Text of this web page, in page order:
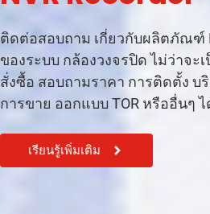
ติดต่อสอบถาม เกี่ยวกับผลิตภัณฑ์
ของระบบ กล้องวงจรปิด ไม่ว่าจะเ
สั่งซื้อ สอบถามราคา การติดตั้ง บ
การขาย ออกแบบ TOR หรืออื่นๆ
เรียนรู้เพิ่มเติม